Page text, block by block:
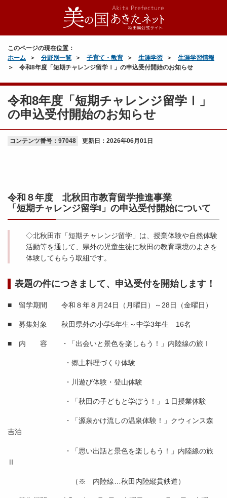
このページの現在位置：
ホーム
分野別一覧 子育て・教育 生涯学習
生涯学習情報
令和8年度「短期チャレンジ留学Ⅰ」の申込受付開始のお知らせ
令和8年度「短期チャレンジ留学Ⅰ」
の申込受付開始のお知らせ
コンテンツ番号：97048 更新日： 2026年06月01日
令和８年度 北秋田市教育留学推進事業
「短期チャレンジ留学I」の申込受付開始について
◇北秋田市「短期チャレンジ留学」は、授業体験や自然体験
活動等を通して、県外の児童生徒に秋田の教育環境のよさを
体験してもらう取組です。
表題の件につきまして、申込受付を開始します！
■ 留学期間 令和８年８月24日（月曜日）～28日（金曜日）
■ 募集対象 秋田県外の小学5年生～中学3年生 16名
■ 内 容 ・「出会いと景色を楽しもう！」内陸線の旅Ⅰ
・郷土料理づくり体験
・川遊び体験・登山体験
・「秋田の子どもと学ぼう！」１日授業体験
・「源泉かけ流しの温泉体験！」クウィンス森
吉泊
・「思い出話と景色を楽しもう！」内陸線の旅
Ⅱ
（※ 内陸線…秋田内陸縦貫鉄道）